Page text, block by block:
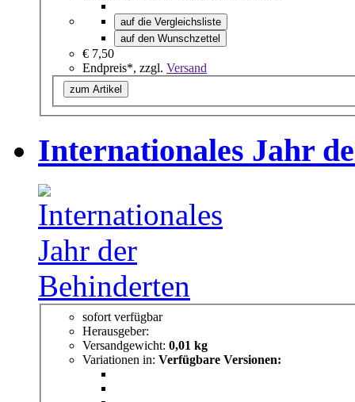
auf die Vergleichsliste
auf den Wunschzettel
€ 7,50
Endpreis*, zzgl. Versand
zum Artikel
Internationales Jahr
sofort verfügbar
Herausgeber:
Versandgewicht: 0,01 kg
Variationen in: Verfügbare Versionen: